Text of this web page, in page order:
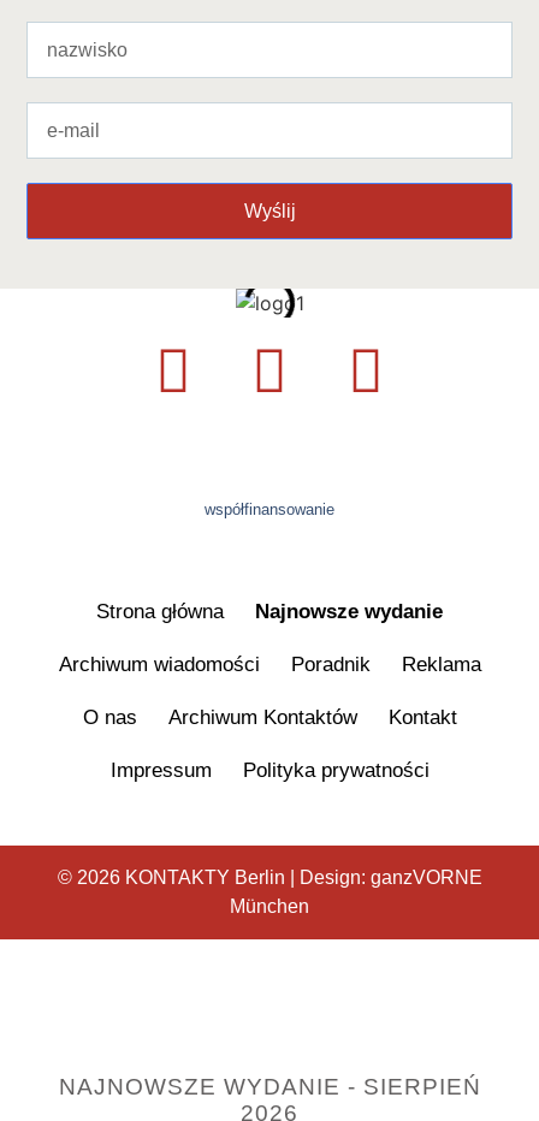
Wyślij
współfinansowanie
Strona główna Najnowsze wydanie
Archiwum wiadomości Poradnik Reklama
O nas Archiwum Kontaktów Kontakt
Impressum Polityka prywatności
© 2026 KONTAKTY Berlin | Design: ganzVORNE
München
NAJNOWSZE WYDANIE - SIERPIEŃ
2026